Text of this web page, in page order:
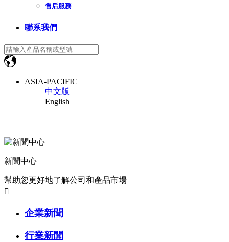
售后服務
聯系我們
ASIA-PACIFIC
中文版
English
新聞中心
幫助您更好地了解公司和產品市場

企業新聞
行業新聞